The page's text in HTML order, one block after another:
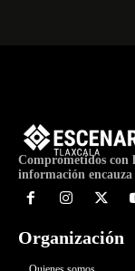
Comprometidos con
información
Organización